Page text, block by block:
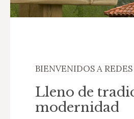
BIENVENIDOS A REDES
Lleno de
modernidad